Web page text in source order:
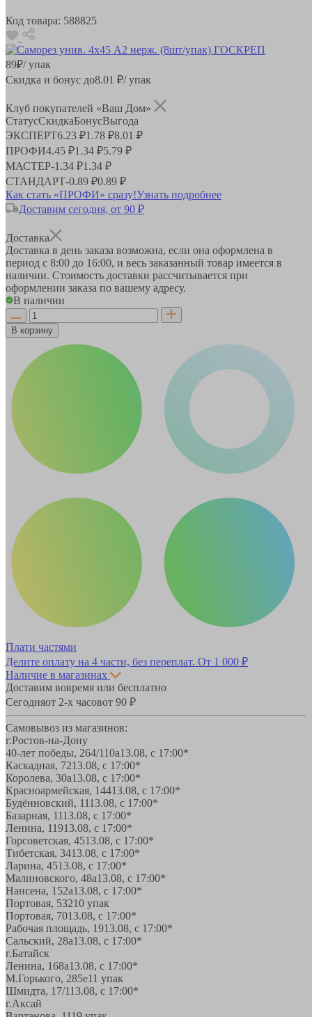
Код товара: 588825
89₽/ упак
Скидка и бонус до8.01 ₽/ упак
Клуб покупателей «Ваш Дом»
СтатусСкидкаБонусВыгода
ЭКСПЕРТ6.23 ₽1.78 ₽8.01 ₽
ПРОФИ4.45 ₽1.34 ₽5.79 ₽
МАСТЕР-1.34 ₽1.34 ₽
СТАНДАРТ-0.89 ₽0.89 ₽
Как стать «ПРОФИ» сразу!Узнать подробнее
Доставим сегодня, от 90 ₽
Доставка
Доставка в день заказа возможна, если она оформлена в
период с 8:00 до 16:00, и весь заказанный товар имеется в
наличии. Стоимость доставки рассчитывается при
оформлении заказа по вашему адресу.
В наличии
В корзину
Плати частями
Делите оплату на 4 части, без переплат. От 1 000 ₽
Наличие в магазинах
Доставим вовремя или бесплатно
Сегодняот 2-х часовот 90 ₽
Самовывоз из магазинов:
г.Ростов-на-Дону
40-лет победы, 264/110а13.08, с 17:00*
Каскадная, 7213.08, с 17:00*
Королева, 30а13.08, с 17:00*
Красноармейская, 14413.08, с 17:00*
Будённовский, 1113.08, с 17:00*
Базарная, 1113.08, с 17:00*
Ленина, 11913.08, с 17:00*
Горсоветская, 4513.08, с 17:00*
Тибетская, 3413.08, с 17:00*
Ларина, 4513.08, с 17:00*
Малиновского, 48а13.08, с 17:00*
Нансена, 152а13.08, с 17:00*
Портовая, 53210 упак
Портовая, 7013.08, с 17:00*
Рабочая площадь, 1913.08, с 17:00*
Сальский, 28a13.08, с 17:00*
г.Батайск
Ленина, 168а13.08, с 17:00*
М.Горького, 285е11 упак
Шмидта, 17/113.08, с 17:00*
г.Аксай